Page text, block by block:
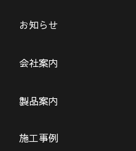
お知らせ
会社案内
製品案内
施工事例